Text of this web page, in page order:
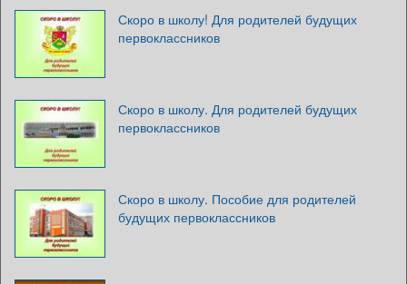
Скоро в школу! Для родителей будущих
первоклассников
Скоро в школу. Для родителей будущих
первоклассников
Скоро в школу. Пособие для родителей
будущих первоклассников